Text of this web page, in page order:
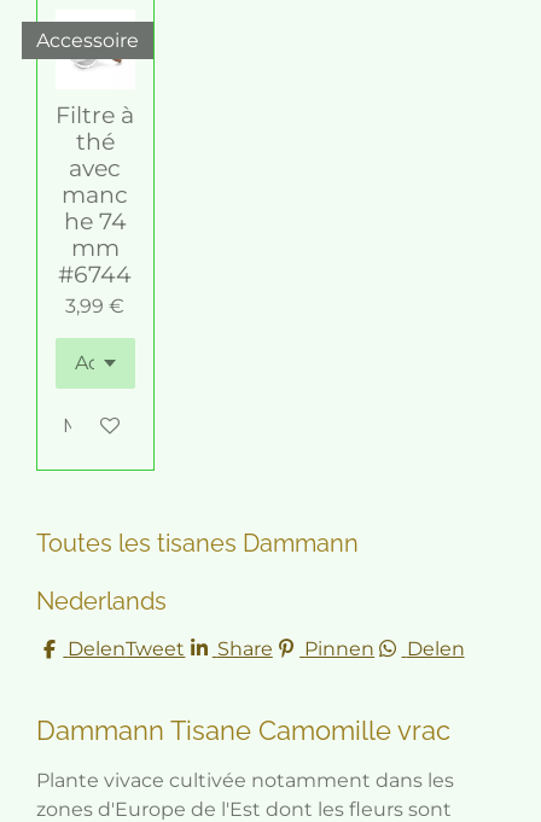
Accessoire
Filtre à
thé
avec
manc
he 74
mm
#6744
3,99 €
M'avertir si disponible
Toutes les tisanes Dammann
Nederlands
DelenTweet Share Pinnen Delen
Dammann Tisane Camomille vrac
Plante vivace cultivée notamment dans les
zones d'Europe de l'Est dont les fleurs sont